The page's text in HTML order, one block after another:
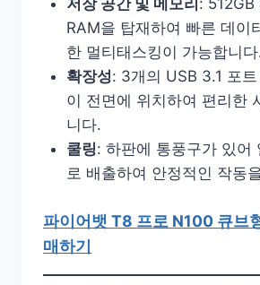
저장 공간 및 메모리 : 512GB
RAM을 탑재하여 빠른 데이
한 멀티태스킹이 가능합니
확장성: 3개의 USB 3.1 포
이 전면에 위치하여 편리한
니다.
쿨링: 하판에 통풍구가 있어
로 배출하여 안정적인 작동
파이어뱃 T8 프로 N100 큐브
매하기